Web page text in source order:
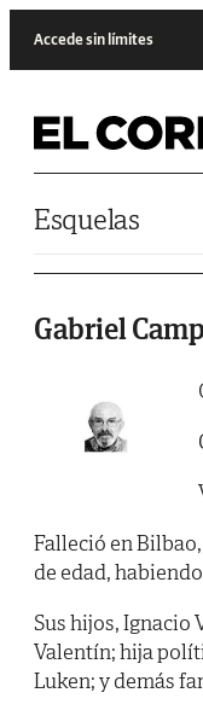
Accede sin límites
Esquelas
Gabriel
Falleció en
de edad, habiendo
Sus hijos, Ignacio
Valentín; hija
Luken; y demás